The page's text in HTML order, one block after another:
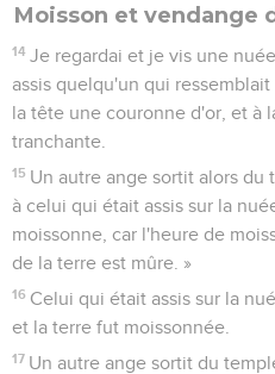
Moisson et vendange
14 Je regardai et je vis une
assis quelqu'un qui
la tête une couronne d'or, et à
tranchante.
15 Un autre ange sortit alors
à celui qui était assis sur la
moissonne, car l'heure de
de la terre est mûre. »
16 Celui qui était assis sur la
et la terre fut moissonnée.
17 Un autre ange sortit du